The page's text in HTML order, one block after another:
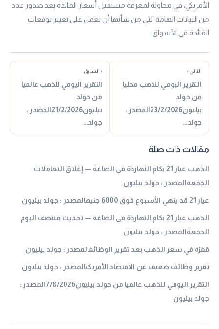
الأمريكي، في محاولة لمعرفة مستقبل أسعار الفائدة بعد صدور عدد
من البيانات الهامة التي من شأنها أن تعمل على تغيير توقعات
الفائدة في الأسواق.
التالي ›
التقرير اليومي للذهب محليا
من جولد
بيليون23/2/2026المصدر :
جولد…
‹ السابق
التقرير اليومي للذهب عالميا
من جولد
بيليون21/2/2026المصدر :
جولد…
مقالات ذات صلة
الذهب عيار 21 بكام النهاردة في الصاغة — إغلاق التعاملات
الجمعةالمصدر : جولد بيليون
عيار 21 قد ينهي الأسبوع فوق 6000 جنيهالمصدر : جولد بيليون
الذهب عيار 21 بكام النهاردة في الصاغة — تحديث منتصف اليوم
الجمعةالمصدر : جولد بيليون
قفزة في سعر الذهب بعد تقرير الوظائفالمصدر : جولد بيليون
تقرير وظائف ضعيف عن الاقتصاد الأمريكيالمصدر : جولد بيليون
التقرير اليومي للذهب عالميا من جولد بيليون7/8/2026المصدر :
جولد بيليون